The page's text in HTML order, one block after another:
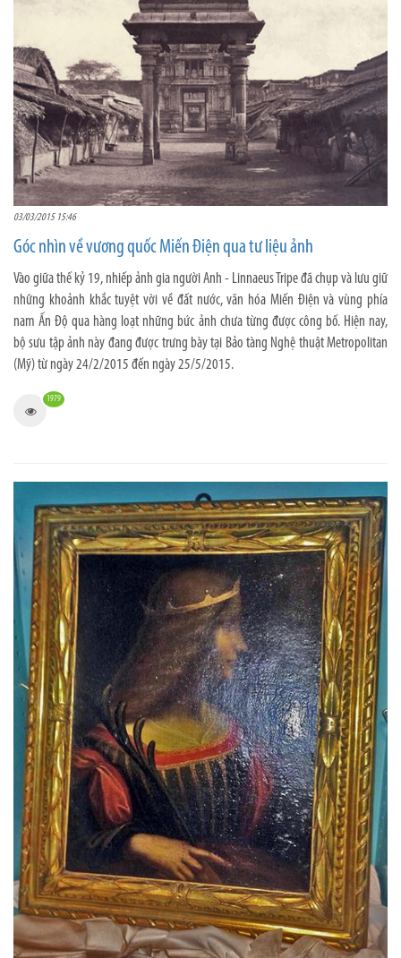
03/03/2015 15:46
Góc nhìn về vương quốc Miến Điện qua tư liệu ảnh
Vào giữa thế kỷ 19, nhiếp ảnh gia người Anh - Linnaeus Tripe đã chụp và lưu giữ
những khoảnh khắc tuyệt vời về đất nước, văn hóa Miến Điện và vùng phía
nam Ấn Độ qua hàng loạt những bức ảnh chưa từng được công bố. Hiện nay,
bộ sưu tập ảnh này đang được trưng bày tại Bảo tàng Nghệ thuật Metropolitan
(Mỹ) từ ngày 24/2/2015 đến ngày 25/5/2015.
1979